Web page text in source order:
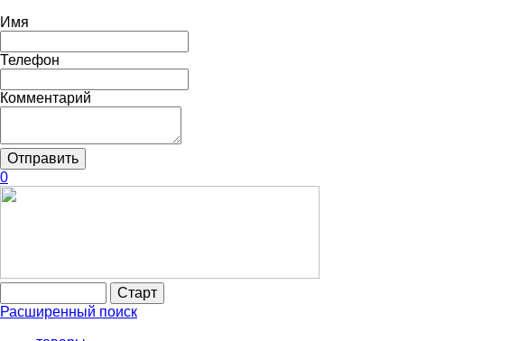
Имя
Телефон
Комментарий
0
Расширенный поиск